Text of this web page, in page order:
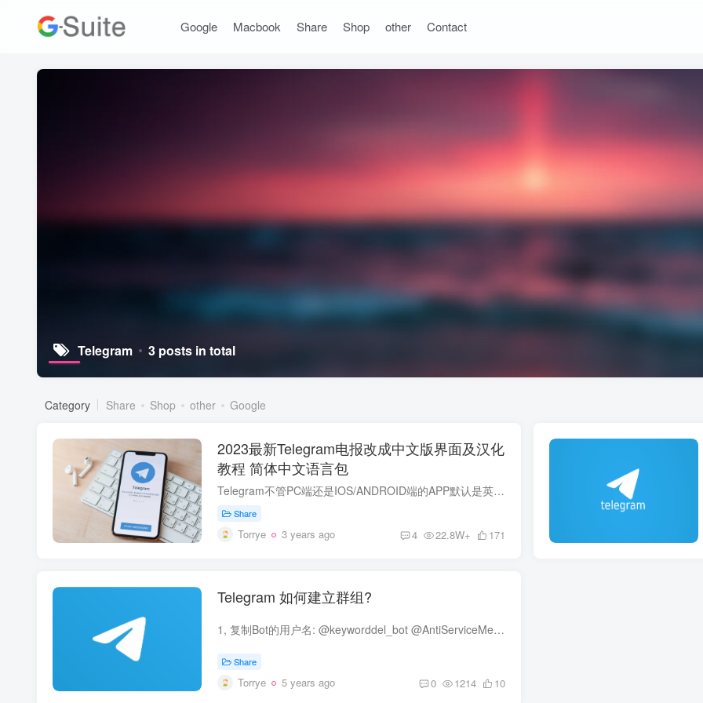
Google Macbook Share Shop other Contact
Telegram 3 posts in total
Category Share Shop other Google
2023最新Telegram电报改成中文版界面及汉化
教程 简体中文语言包
Telegram不管PC端还是IOS/ANDROID端的APP默认是英文的，没有中文选择，这对我们中国人特别不习惯，简单几步的方法我们就可以把语言设置问我们熟悉的中文了。 重要的事情说三遍，安装telegram AP...
Share
Torrye 3 years ago 4 22.8W+ 171
Telegram 如何建立群组?
1, 复制Bot的用户名: @keyworddel_bot @AntiServiceMessage_Bot 2, 新建群组→粘贴刚复制的用户名→下一步就OK了 '新建群组'在哪儿? iOS Telegram/Nicegram 客户端: 对话→右上角最右边一个图标...
Share
Torrye 5 years ago 0 1214 10